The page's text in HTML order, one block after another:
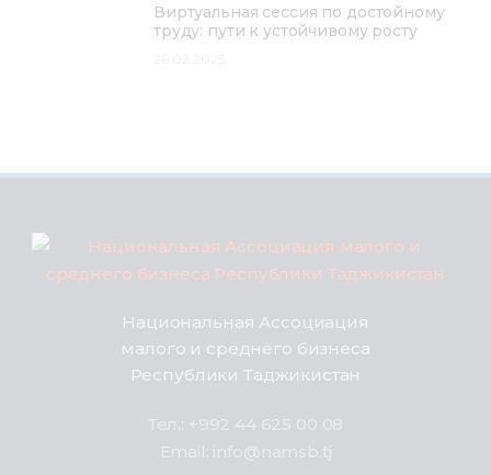
Виртуальная сессия по достойному
труду: пути к устойчивому росту
Национальная Ассоциация
малого и среднего бизнеса
Республики Таджикистан